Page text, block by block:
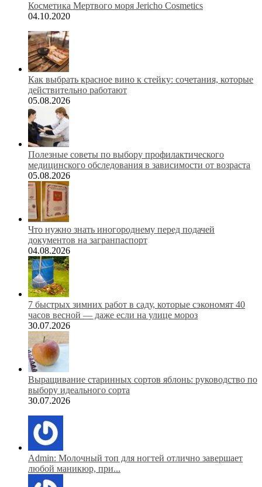
Косметика Мертвого моря Jericho Cosmetics
04.10.2020
Как выбрать красное вино к стейку: сочетания, которые
действительно работают
05.08.2026
Полезные советы по выбору профилактического
медицинского обследования в зависимости от возраста
05.08.2026
Что нужно знать иногороднему перед подачей
документов на загранпаспорт
04.08.2026
7 быстрых зимних работ в саду, которые сэкономят 40
часов весной — даже если на улице мороз
30.07.2026
Выращивание старинных сортов яблонь: руководство по
выбору идеального сорта
30.07.2026
Admin: Молочный топ для ногтей отлично завершает
любой маникюр, при...